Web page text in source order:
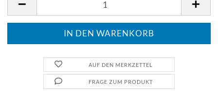
AUF DEN MERKZETTEL
FRAGE ZUM PRODUKT